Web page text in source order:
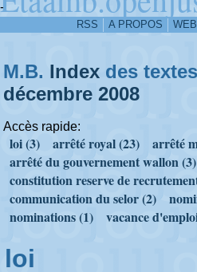
-
RSS A PROPOS
M.B. Index des
décembre 2008
Accès rapide:
loi (3) arrêté royal (23) arrêté
arrêté du gouvernement wallon (3)
constitution reserve de
communication du selor (2)
nominations (1)
vacance
loi